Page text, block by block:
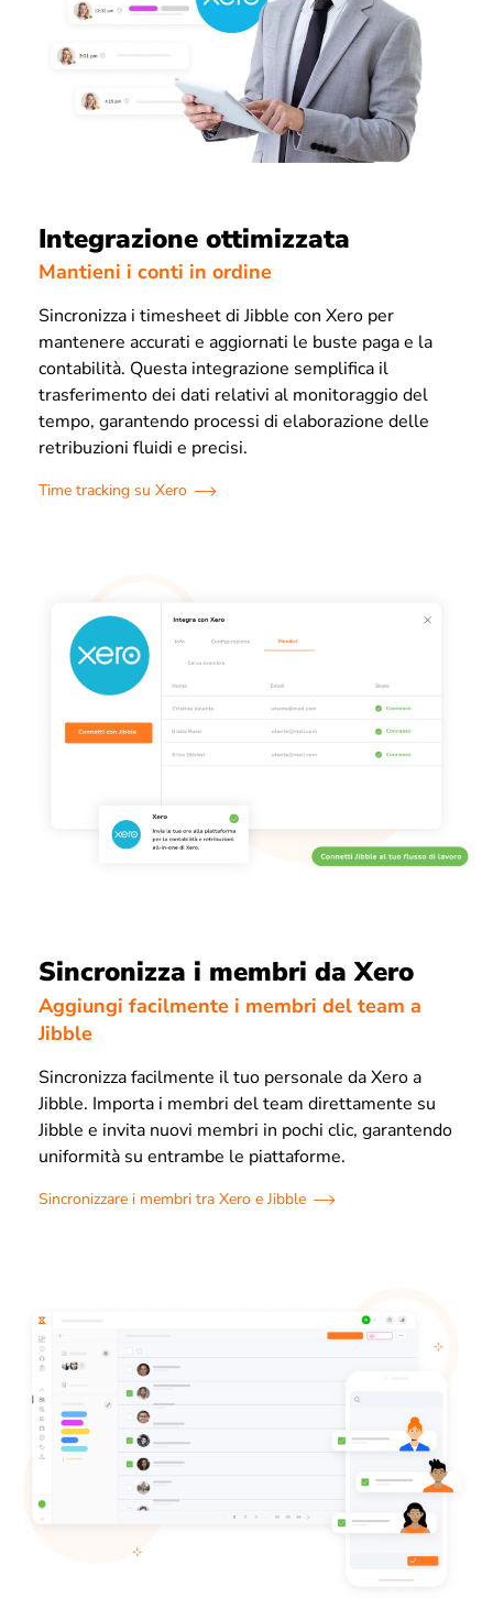
Integrazione ottimizzata
Mantieni i conti in ordine
Sincronizza i timesheet di Jibble con Xero per
mantenere accurati e aggiornati le buste paga e la
contabilità. Questa integrazione semplifica il
trasferimento dei dati relativi al monitoraggio del
tempo, garantendo processi di elaborazione delle
retribuzioni fluidi e precisi.
Time tracking su Xero
Sincronizza i membri da Xero
Aggiungi facilmente i membri del team a
Jibble
Sincronizza facilmente il tuo personale da Xero a
Jibble. Importa i membri del team direttamente su
Jibble e invita nuovi membri in pochi clic, garantendo
uniformità su entrambe le piattaforme.
Sincronizzare i membri tra Xero e Jibble